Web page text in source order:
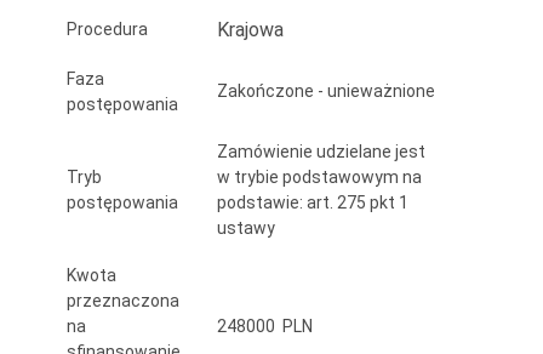
Procedura Krajowa
Faza
postępowania
Zakończone - unieważnione
Tryb
postępowania
Zamówienie udzielane jest
w trybie podstawowym na
podstawie: art. 275 pkt 1
ustawy
Kwota
przeznaczona
na
248000 PLN